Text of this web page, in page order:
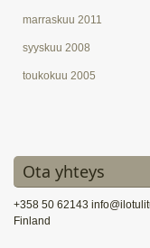
marraskuu 2011
syyskuu 2008
toukokuu 2005
Ota yhteys
+358 50 62143
Finland